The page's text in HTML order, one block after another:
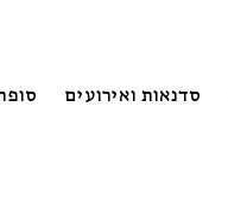
סדנאות ואירועים